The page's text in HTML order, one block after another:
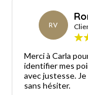
RV
Merci à Carla
identifier mes
avec justesse.
sans hésiter.